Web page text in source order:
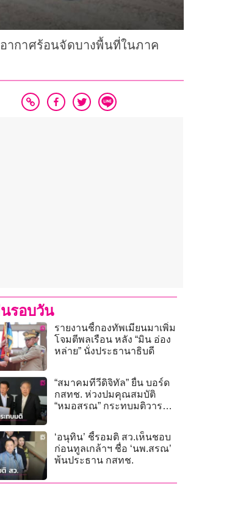
ากาศร้อนจัดบางพื้นที่ในภาค
รอบวัน
รายงานชี้กองทัพเมียนมาเพิ่ม
โจมตีพลเรือน หลัง “มิน อ่อง
หล่าย” นั่งประธานาธิบดี
“สมาคมทีวีดิจิทัล” ยื่น บอร์ด
กสทช. ห่วงปมคุณสมบัติ
“หมอสรณ” กระทบมติวาระ
‘อนุทิน’ ชี้รอมติ สว.เห็นชอบ
ก่อนทูลเกล้าฯ ชื่อ ‘นพ.สรณ’
พ้นประธาน กสทช.